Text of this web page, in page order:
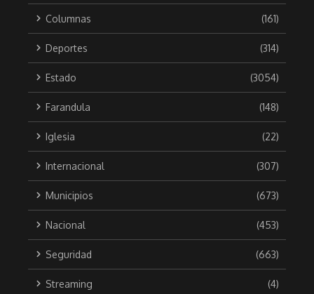
Columnas (161)
Deportes (314)
Estado (3054)
Farandula (148)
Iglesia (22)
Internacional (307)
Municipios (673)
Nacional (453)
Seguridad (663)
Streaming (4)